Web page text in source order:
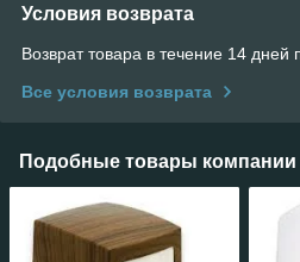
Условия возврата
Возврат товара в течение 14 дней
Все условия возврата
Подобные товары компании